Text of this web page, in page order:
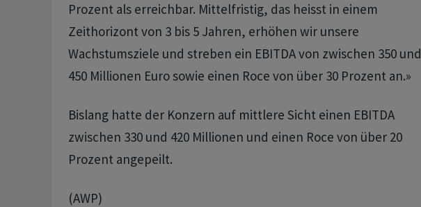
Prozent als erreichbar. Mittelfristig, das heisst in einem
Zeithorizont von 3 bis 5 Jahren, erhöhen wir unsere
Wachstumsziele und streben ein EBITDA von zwischen 350 und
450 Millionen Euro sowie einen Roce von über 30 Prozent an.»
Bislang hatte der Konzern auf mittlere Sicht einen EBITDA
zwischen 330 und 420 Millionen und einen Roce von über 20
Prozent angepeilt.
(AWP)